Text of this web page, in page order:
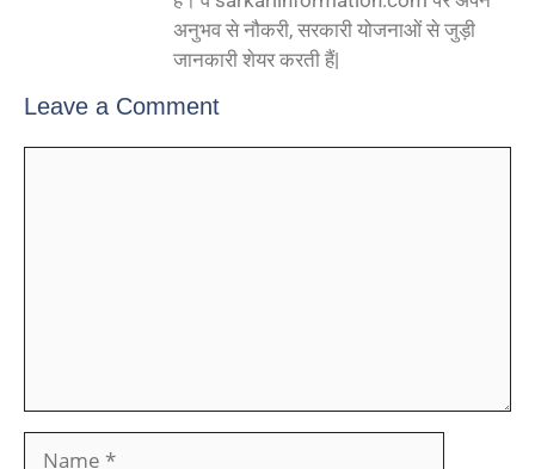
अनुभव से नौकरी, सरकारी योजनाओं से जुड़ी
जानकारी शेयर करती हैं|
Leave a Comment